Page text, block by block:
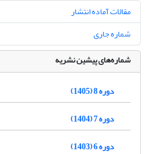
مقالات آماده انتشار
شماره جاری
شماره‌های پیشین نشریه
دوره 8 (1405)
دوره 7 (1404)
دوره 6 (1403)